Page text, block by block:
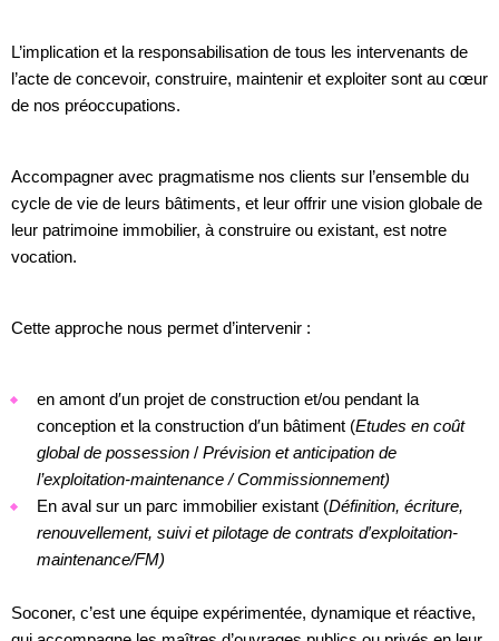
L’implication et la responsabilisation de tous les intervenants de
l’acte de concevoir, construire, maintenir et exploiter sont au cœur
de nos préoccupations.
Accompagner avec pragmatisme nos clients sur l’ensemble du
cycle de vie de leurs bâtiments, et leur offrir une vision globale de
leur patrimoine immobilier, à construire ou existant, est notre
vocation.
Cette approche nous permet d’intervenir :
en amont d′un projet de construction et/ou pendant la
conception et la construction d′un bâtiment (Etudes en coût
global de possession / Prévision et anticipation de
l’exploitation-maintenance / Commissionnement)
En aval sur un parc immobilier existant (Définition, écriture,
renouvellement, suivi et pilotage de contrats d′exploitation-
maintenance/FM)
Soconer, c’est une équipe expérimentée, dynamique et réactive,